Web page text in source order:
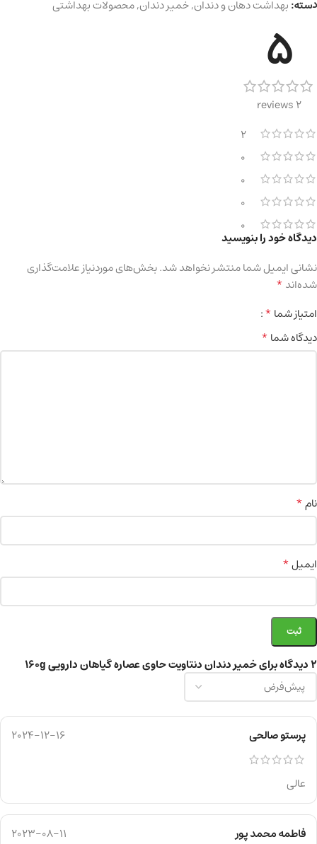
دسته:بهداشت دهان و دندان,خمیر دندان,محصولات بهداشتی
5
2 reviews
2
0
0
0
0
2 دیدگاه برای خمیر دندان دنتاویت حاوی عصاره گیاهان دارویی 160g
پرستو صالحی 2024-12-16
عالی
فاطمه محمد پور 2023-08-11
دیدگاه خود را بنویسید
نشانی ایمیل شما منتشر نخواهد شد.بخش‌های موردنیاز علامت‌گذاری
شده‌اند*
امتیاز شما*
دیدگاه شما*
نام*
ایمیل*